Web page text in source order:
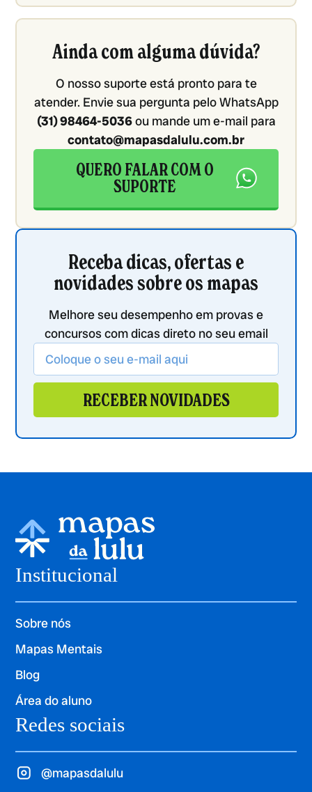
Ainda com alguma dúvida?
O nosso suporte está pronto para te
atender. Envie sua pergunta pelo WhatsApp
(31) 98464-5036ou mande um e-mail para
contato@mapasdalulu.com.br
QUERO FALAR COM O
SUPORTE
Receba dicas, ofertas e
novidades sobre os mapas
Melhore seu desempenho em provas e
concursos com dicas direto no seu email
RECEBER NOVIDADES
Institucional
Sobre nós
Mapas Mentais
Blog
Área do aluno
Redes sociais
@mapasdalulu